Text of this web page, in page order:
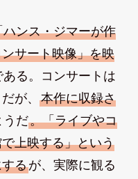
ハンス・ジマーが作
サート映像」を映
ある。コンサートは
が、
本作に収録さ
うだ。「ライブやコ
上映する」という
るが、実際に観る